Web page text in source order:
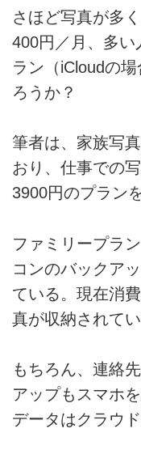
さほど写真が多
400円／月、多
ラン（iCloudの
ろうか？
筆者は、家族写
おり、仕事での
3900円のプラン
ファミリープラ
コンのバックア
ている。現在消
真が収納されてい
もちろん、連絡
アップもスマホ
データはクラウ